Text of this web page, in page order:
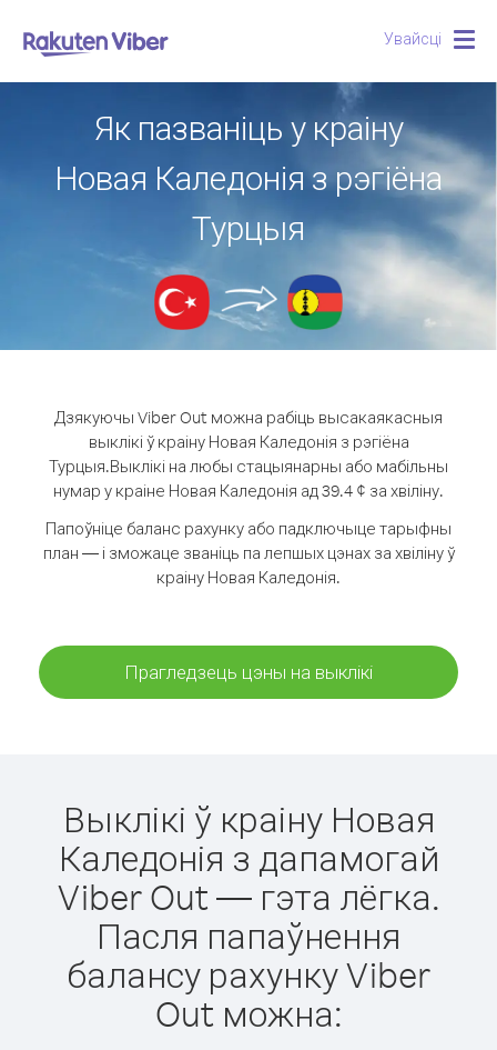
Увайсці
Як пазваніць у краіну
Новая Каледонія з рэгіёна
Турцыя
Дзякуючы Viber Out можна рабіць высакаякасныя
выклікі ў краіну Новая Каледонія з рэгіёна
Турцыя.Выклікі на любы стацыянарны або мабільны
нумар у краіне Новая Каледонія ад 39.4 ¢ за хвіліну.
Папоўніце баланс рахунку або падключыце тарыфны
план — і зможаце званіць па лепшых цэнах за хвіліну ў
краіну Новая Каледонія.
Прагледзець цэны на выклікі
Выклікі ў краіну Новая
Каледонія з дапамогай
Viber Out — гэта лёгка.
Пасля папаўнення
балансу рахунку Viber
Out можна: